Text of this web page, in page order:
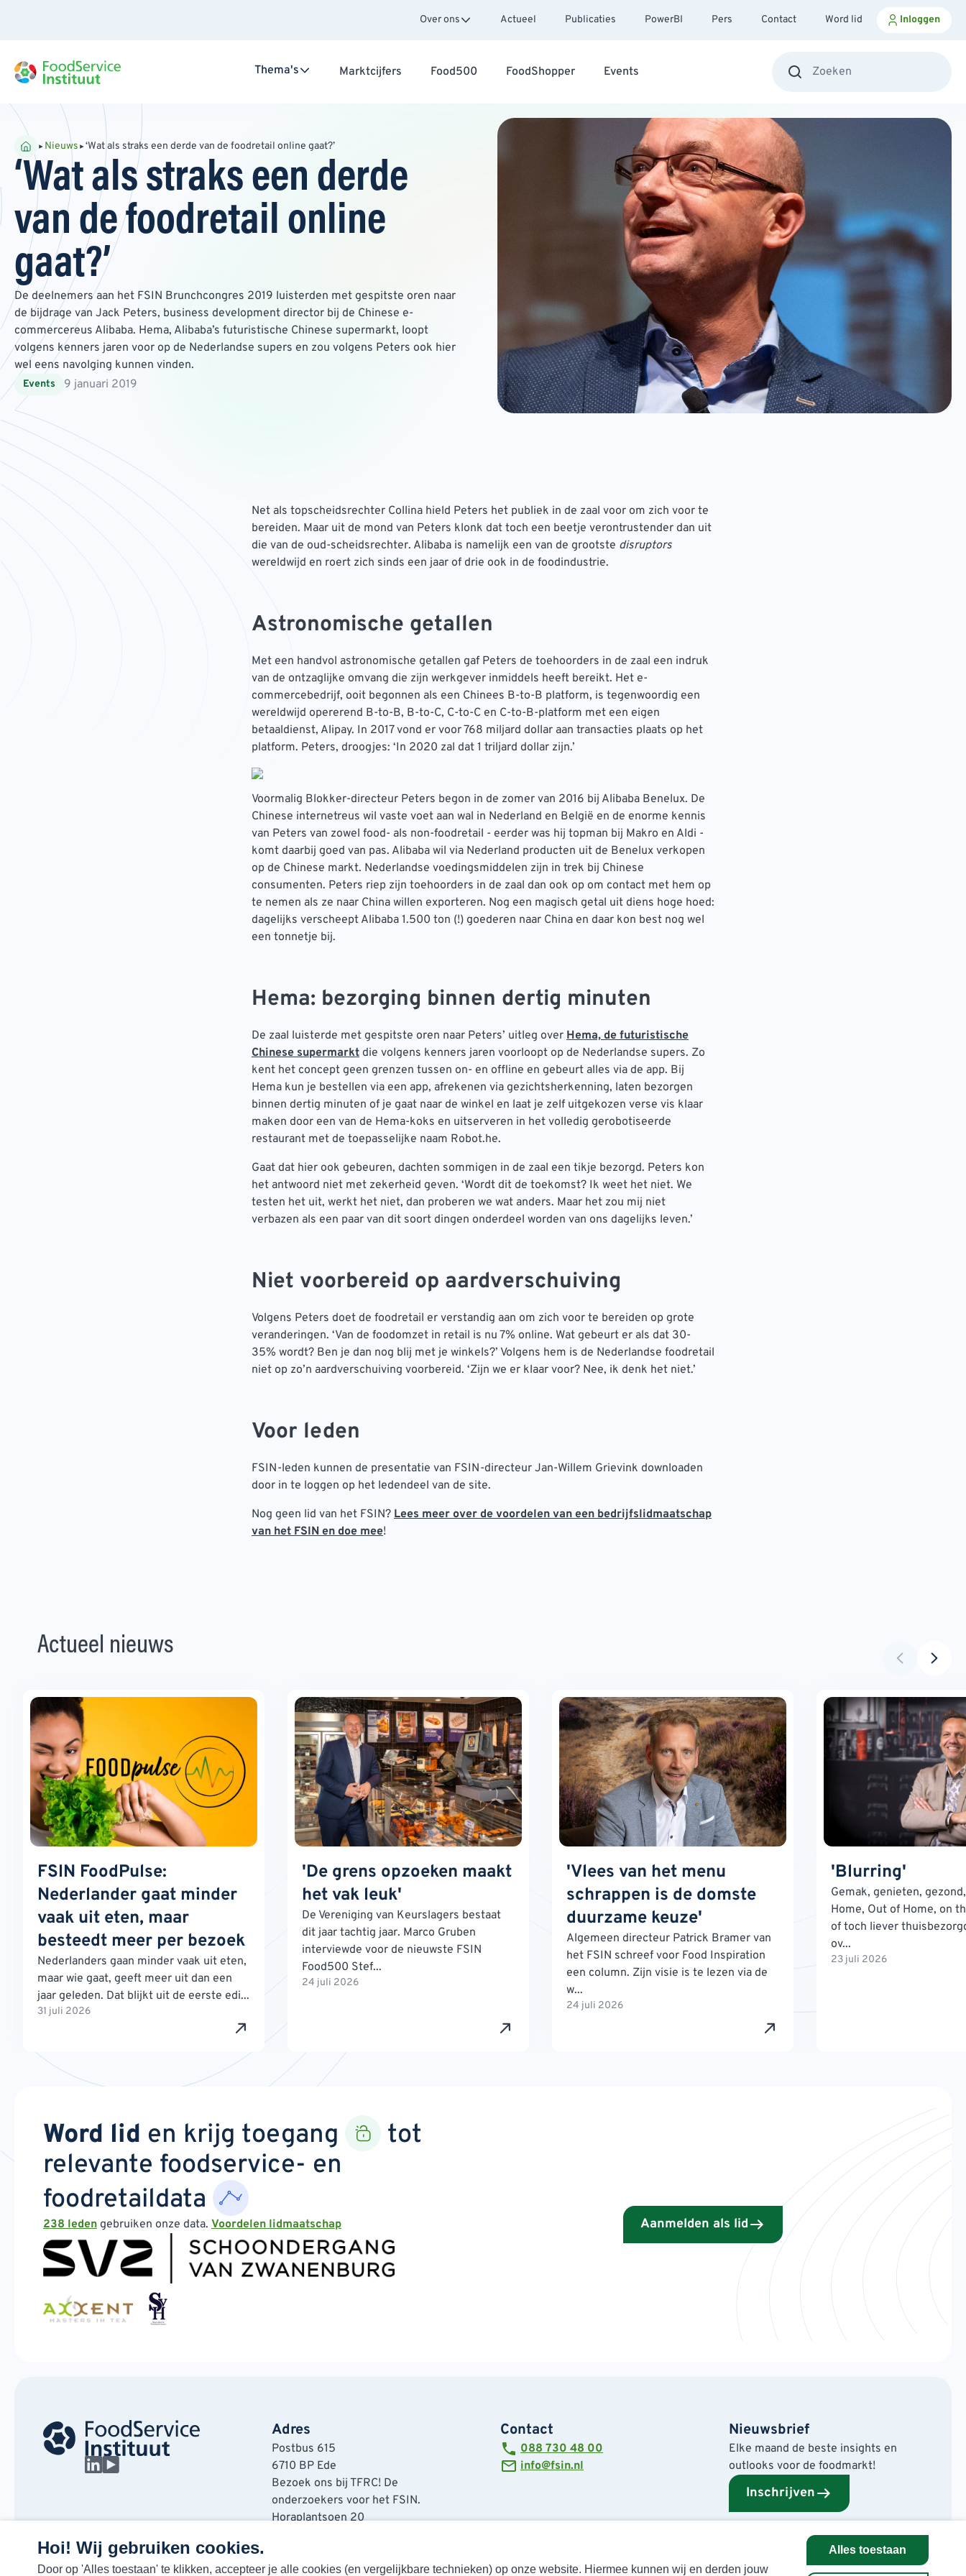
Hoi! Wij gebruiken cookies.
Door op 'Alles toestaan' te klikken, accepteer je alle cookies (en vergelijkbare technieken) op onze website. Hiermee kunnen wij en derden jouw
Alles toestaan
Over ons Actueel Publicaties PowerBI Pers Contact Word lid Inloggen
Thema's Marktcijfers Food500 FoodShopper Events
Nieuws ‘Wat als straks een derde van de foodretail online gaat?’
‘Wat als straks een derde
van de foodretail online
gaat?’
De deelnemers aan het FSIN Brunchcongres 2019 luisterden met gespitste oren naar
de bijdrage van Jack Peters, business development director bij de Chinese e-
commercereus Alibaba. Hema, Alibaba’s futuristische Chinese supermarkt, loopt
volgens kenners jaren voor op de Nederlandse supers en zou volgens Peters ook hier
wel eens navolging kunnen vinden.
Events 9 januari 2019
Net als topscheidsrechter Collina hield Peters het publiek in de zaal voor om zich voor te
bereiden. Maar uit de mond van Peters klonk dat toch een beetje verontrustender dan uit
die van de oud-scheidsrechter. Alibaba is namelijk een van de grootste disruptors
wereldwijd en roert zich sinds een jaar of drie ook in de foodindustrie.
Astronomische getallen
Met een handvol astronomische getallen gaf Peters de toehoorders in de zaal een indruk
van de ontzaglijke omvang die zijn werkgever inmiddels heeft bereikt. Het e-
commercebedrijf, ooit begonnen als een Chinees B-to-B platform, is tegenwoordig een
wereldwijd opererend B-to-B, B-to-C, C-to-C en C-to-B-platform met een eigen
betaaldienst, Alipay. In 2017 vond er voor 768 miljard dollar aan transacties plaats op het
platform. Peters, droogjes: ‘In 2020 zal dat 1 triljard dollar zijn.’
Voormalig Blokker-directeur Peters begon in de zomer van 2016 bij Alibaba Benelux. De
Chinese internetreus wil vaste voet aan wal in Nederland en België en de enorme kennis
van Peters van zowel food- als non-foodretail - eerder was hij topman bij Makro en Aldi -
komt daarbij goed van pas. Alibaba wil via Nederland producten uit de Benelux verkopen
op de Chinese markt. Nederlandse voedingsmiddelen zijn in trek bij Chinese
consumenten. Peters riep zijn toehoorders in de zaal dan ook op om contact met hem op
te nemen als ze naar China willen exporteren. Nog een magisch getal uit diens hoge hoed:
dagelijks verscheept Alibaba 1.500 ton (!) goederen naar China en daar kon best nog wel
een tonnetje bij.
Hema: bezorging binnen dertig minuten
De zaal luisterde met gespitste oren naar Peters’ uitleg over Hema, de futuristische
Chinese supermarkt die volgens kenners jaren voorloopt op de Nederlandse supers. Zo
kent het concept geen grenzen tussen on- en offline en gebeurt alles via de app. Bij
Hema kun je bestellen via een app, afrekenen via gezichtsherkenning, laten bezorgen
binnen dertig minuten of je gaat naar de winkel en laat je zelf uitgekozen verse vis klaar
maken door een van de Hema-koks en uitserveren in het volledig gerobotiseerde
restaurant met de toepasselijke naam Robot.he.
Gaat dat hier ook gebeuren, dachten sommigen in de zaal een tikje bezorgd. Peters kon
het antwoord niet met zekerheid geven. ‘Wordt dit de toekomst? Ik weet het niet. We
testen het uit, werkt het niet, dan proberen we wat anders. Maar het zou mij niet
verbazen als een paar van dit soort dingen onderdeel worden van ons dagelijks leven.’
Niet voorbereid op aardverschuiving
Volgens Peters doet de foodretail er verstandig aan om zich voor te bereiden op grote
veranderingen. ‘Van de foodomzet in retail is nu 7% online. Wat gebeurt er als dat 30-
35% wordt? Ben je dan nog blij met je winkels?’ Volgens hem is de Nederlandse foodretail
niet op zo’n aardverschuiving voorbereid. ‘Zijn we er klaar voor? Nee, ik denk het niet.’
Voor leden
FSIN-leden kunnen de presentatie van FSIN-directeur Jan-Willem Grievink downloaden
door in te loggen op het ledendeel van de site.
Nog geen lid van het FSIN? Lees meer over de voordelen van een bedrijfslidmaatschap
van het FSIN en doe mee!
Actueel nieuws
FSIN FoodPulse:
Nederlander gaat minder
vaak uit eten, maar
besteedt meer per bezoek
Nederlanders gaan minder vaak uit eten,
maar wie gaat, geeft meer uit dan een
jaar geleden. Dat blijkt uit de eerste edi...
31 juli 2026
'De grens opzoeken maakt
het vak leuk'
De Vereniging van Keurslagers bestaat
dit jaar tachtig jaar. Marco Gruben
interviewde voor de nieuwste FSIN
Food500 Stef...
24 juli 2026
'Vlees van het menu
schrappen is de domste
duurzame keuze'
Algemeen directeur Patrick Bramer van
het FSIN schreef voor Food Inspiration
een column. Zijn visie is te lezen via de
w...
24 juli 2026
'Blurring'
Gemak, genieten,
Home, Out of Home, on
of toch liever
ov...
23 juli 2026
Word lid en krijg toegang
tot
relevante foodservice- en
foodretaildata
238 leden gebruiken onze data. Voordelen lidmaatschap Aanmelden als lid
Adres
Postbus 615
6710 BP Ede
Bezoek ons bij TFRC! De
onderzoekers voor het FSIN.
Horaplantsoen 20
Contact
088 730 48 00
info@fsin.nl
Nieuwsbrief
Elke maand de beste insights en
outlooks voor de foodmarkt!
Inschrijven